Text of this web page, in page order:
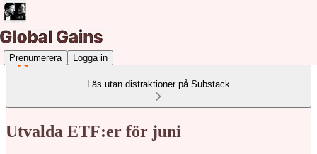
Prenumerera Logga in
Läs utan distraktioner på Substack
Utvalda ETF:er för juni